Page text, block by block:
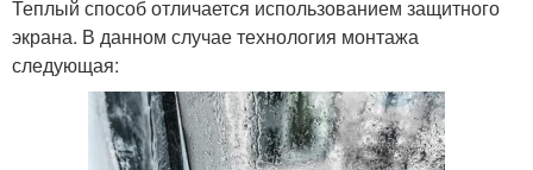
Теплый способ отличается использованием защитного
экрана. В данном случае технология монтажа
следующая: